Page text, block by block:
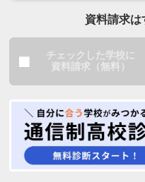
資料請求は
チェックした学校に
資料請求（無料）